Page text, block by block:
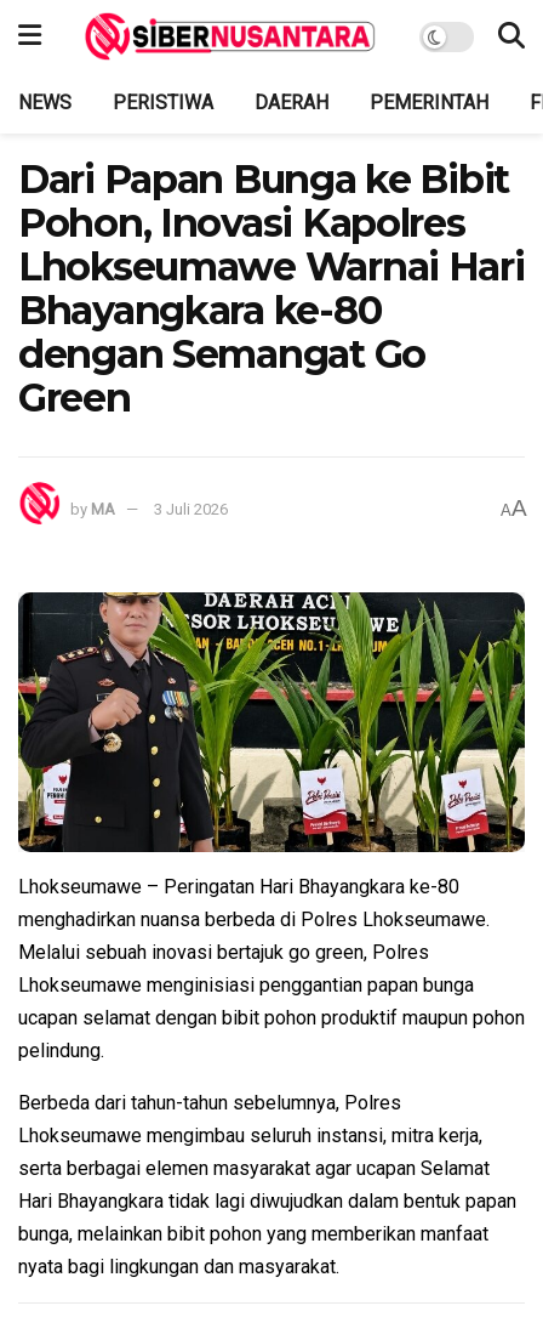
NEWS PERISTIWA DAERAH PEMERINTAH
Dari Papan Bunga ke Bibit
Pohon, Inovasi Kapolres
Lhokseumawe Warnai Hari
Bhayangkara ke-80
dengan Semangat Go
Green
by MA 3 Juli 2026 AA
Lhokseumawe – Peringatan Hari Bhayangkara ke-80
menghadirkan nuansa berbeda di Polres Lhokseumawe.
Melalui sebuah inovasi bertajuk go green, Polres
Lhokseumawe menginisiasi penggantian papan bunga
ucapan selamat dengan bibit pohon produktif maupun pohon
pelindung.
Berbeda dari tahun-tahun sebelumnya, Polres
Lhokseumawe mengimbau seluruh instansi, mitra kerja,
serta berbagai elemen masyarakat agar ucapan Selamat
Hari Bhayangkara tidak lagi diwujudkan dalam bentuk papan
bunga, melainkan bibit pohon yang memberikan manfaat
nyata bagi lingkungan dan masyarakat.